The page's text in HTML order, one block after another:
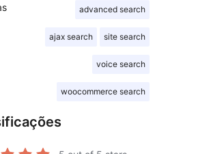
advanced search
ajax search site search
voice search
woocommerce search